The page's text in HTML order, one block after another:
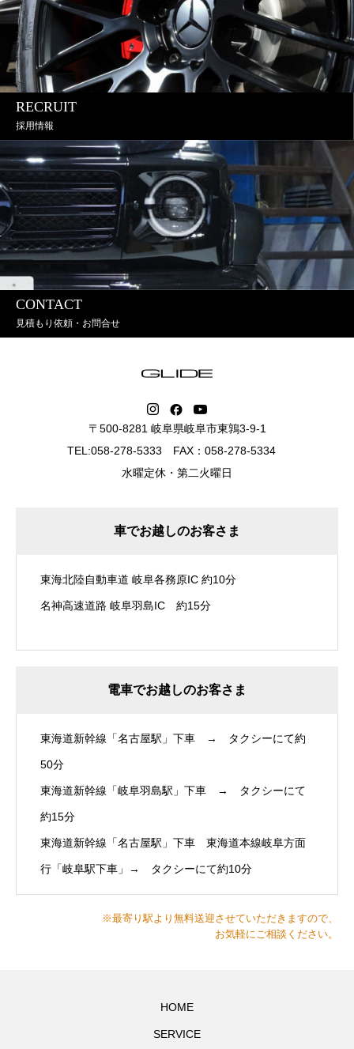
RECRUIT
採用情報
CONTACT
見積もり依頼・お問合せ
〒500-8281 岐阜県岐阜市東鶉3-9-1
TEL:058-278-5333 FAX：058-278-5334
水曜定休・第二火曜日
車でお越しのお客さま
東海北陸自動車道 岐阜各務原IC 約10分
名神高速道路 岐阜羽島IC 約15分
電車でお越しのお客さま
東海道新幹線「名古屋駅」下車 → タクシーにて約
50分
東海道新幹線「岐阜羽島駅」下車 → タクシーにて
約15分
東海道新幹線「名古屋駅」下車 東海道本線岐阜方面
行「岐阜駅下車」→ タクシーにて約10分
※最寄り駅より無料送迎させていただきますので、
お気軽にご相談ください。
HOME
SERVICE